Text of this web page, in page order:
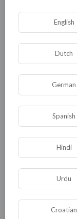
вечером 21
против
соглашения
0
English
Dutch
German
Spanish
Hindi
Urdu
Croatian